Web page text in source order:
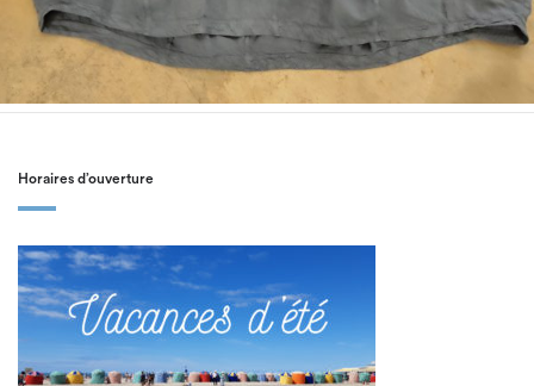
Horaires d’ouverture